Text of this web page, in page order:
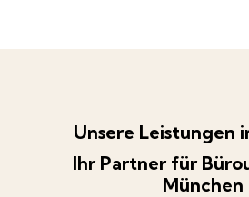
Unsere Leistungen
Ihr Partner für
München